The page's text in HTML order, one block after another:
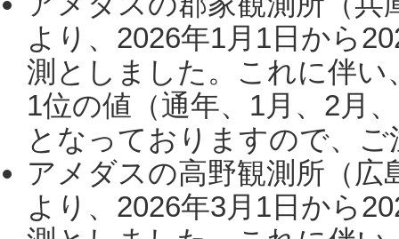
より、2026年1月1日から
測としました。これに伴い
1位の値（通年、1月、2月
となっておりますので、
アメダスの高野観測所（
より、2026年3月1日から